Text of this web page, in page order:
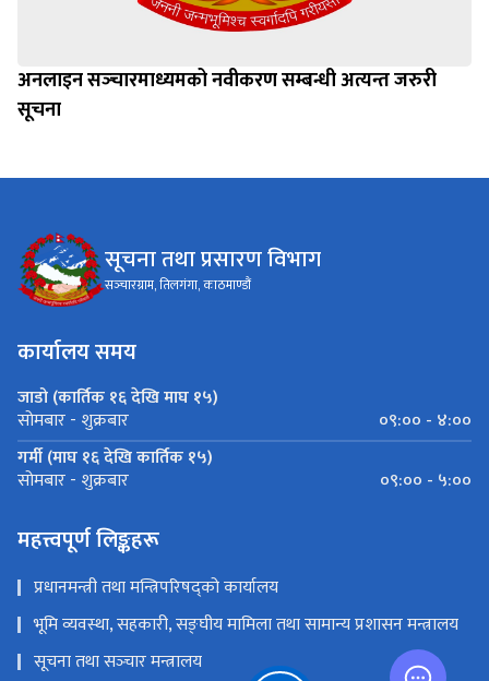
अनलाइन सञ्‍चारमाध्यमको नवीकरण सम्बन्धी अत्यन्त जरुरी
सूचना
सूचना तथा प्रसारण विभाग
सञ्‍चारग्राम, तिलगंगा, काठमाण्डौं
कार्यालय समय
जाडो (कार्तिक १६ देखि माघ १५)
सोमबार - शुक्रबार
०९:०० - ४:००
गर्मी (माघ १६ देखि कार्तिक १५)
सोमबार - शुक्रबार ०९:०० - ५:००
महत्त्वपूर्ण लिङ्कहरू
प्रधानमन्त्री तथा मन्त्रिपरिषद्को कार्यालय
भूमि व्यवस्था, सहकारी, सङ्‍घीय मामिला तथा सामान्य प्रशासन मन्त्रालय
सूचना तथा सञ्‍चार मन्त्रालय